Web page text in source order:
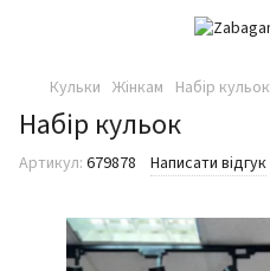
Кульки Жінкам Набір кульок
Набір кульок
Артикул: 679878 Написати відгук